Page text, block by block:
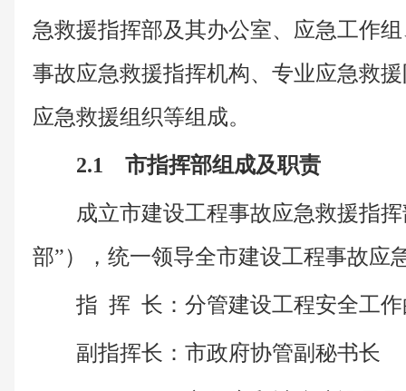
急救援指挥部及其办公室、应急工作
事故应急救援指挥机构、专业应急救
应急救援组织等组成。
2.1 市指挥部组成及职责
成立市建设工程事故应急救援指
部”），统一领导全市建设工程事故应
指 挥 长：分管建设工程安全工
副指挥长：市政府协管副秘书长